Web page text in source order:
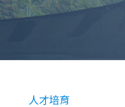
人才培育